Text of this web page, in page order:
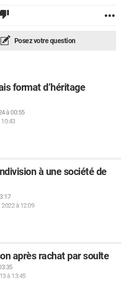
Posez votre question
format d’héritage
à 00:55
à une société de
2022 à 12:09
après rachat par soulte
à 13:45